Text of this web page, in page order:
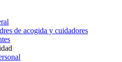
de acogida y cuidadores